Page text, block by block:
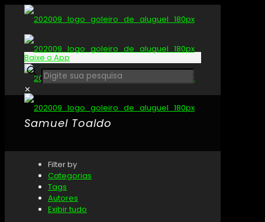
Baixe o App
✕
Samuel Toaldo
Filter by
Categorias
Tags
Autores
Exibir tudo